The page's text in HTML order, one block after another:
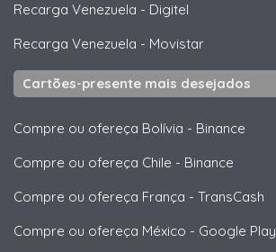
Recarga Venezuela - Digitel
Recarga Venezuela - Movistar
Cartões-presente mais desejados
Compre ou ofereça Bolívia - Binance
Compre ou ofereça Chile - Binance
Compre ou ofereça França - TransCash
Compre ou ofereça México - Google Play